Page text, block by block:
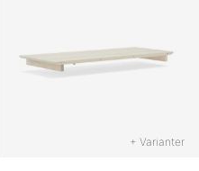
+ Varianter